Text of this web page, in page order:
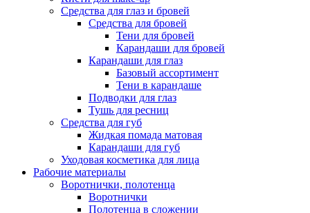
Средства для глаз и бровей
Средства для бровей
Тени для бровей
Карандаши для бровей
Карандаши для глаз
Базовый ассортимент
Тени в карандаше
Подводки для глаз
Тушь для ресниц
Средства для губ
Жидкая помада матовая
Карандаши для губ
Уходовая косметика для лица
Рабочие материалы
Воротнички, полотенца
Воротнички
Полотенца в сложении